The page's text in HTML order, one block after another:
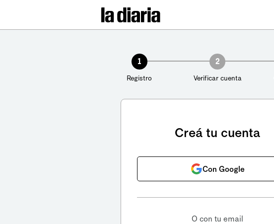
1
Registro
2
Verificar cuenta
Creá tu cuenta
Con Google
O con tu email